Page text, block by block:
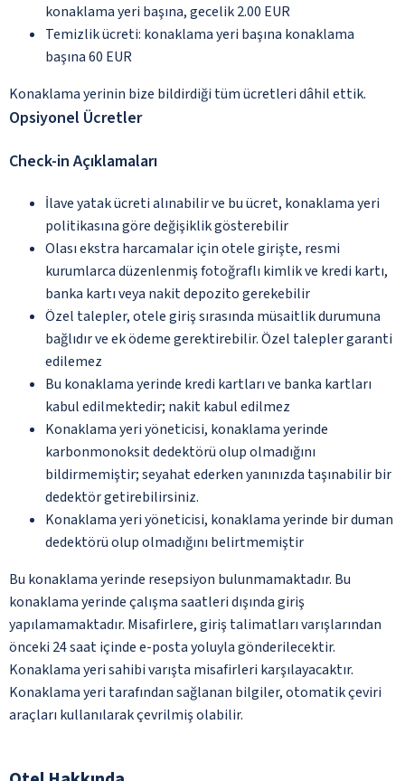
konaklama yeri başına, gecelik 2.00 EUR
Temizlik ücreti: konaklama yeri başına konaklama
başına 60 EUR
Konaklama yerinin bize bildirdiği tüm ücretleri dâhil ettik.
Opsiyonel Ücretler
Check-in Açıklamaları
İlave yatak ücreti alınabilir ve bu ücret, konaklama yeri
politikasına göre değişiklik gösterebilir
Olası ekstra harcamalar için otele girişte, resmi
kurumlarca düzenlenmiş fotoğraflı kimlik ve kredi kartı,
banka kartı veya nakit depozito gerekebilir
Özel talepler, otele giriş sırasında müsaitlik durumuna
bağlıdır ve ek ödeme gerektirebilir. Özel talepler garanti
edilemez
Bu konaklama yerinde kredi kartları ve banka kartları
kabul edilmektedir; nakit kabul edilmez
Konaklama yeri yöneticisi, konaklama yerinde
karbonmonoksit dedektörü olup olmadığını
bildirmemiştir; seyahat ederken yanınızda taşınabilir bir
dedektör getirebilirsiniz.
Konaklama yeri yöneticisi, konaklama yerinde bir duman
dedektörü olup olmadığını belirtmemiştir
Bu konaklama yerinde resepsiyon bulunmamaktadır. Bu
konaklama yerinde çalışma saatleri dışında giriş
yapılamamaktadır. Misafirlere, giriş talimatları varışlarından
önceki 24 saat içinde e-posta yoluyla gönderilecektir.
Konaklama yeri sahibi varışta misafirleri karşılayacaktır.
Konaklama yeri tarafından sağlanan bilgiler, otomatik çeviri
araçları kullanılarak çevrilmiş olabilir.